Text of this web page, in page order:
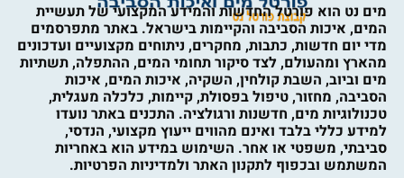
מים נט הוא פורטל החדשות והמידע המקצועי של תעשיית
המים, איכות הסביבה והקיימות בישראל. באתר מתפרסמים
מדי יום חדשות, כתבות, מחקרים, ניתוחים מקצועיים ועדכונים
מהארץ ומהעולם, לצד סיקור תחומי המים, ההתפלה, תשתיות
מים וביוב, השבת קולחין, השקיה, איכות המים, איכות
הסביבה, מחזור, טיפול בפסולת, קיימות, כלכלה מעגלית,
טכנולוגיות מים, חדשנות ורגולציה. התכנים באתר נועדו
למידע כללי בלבד ואינם מהווים ייעוץ מקצועי, הנדסי,
סביבתי, משפטי או אחר. השימוש במידע הוא באחריות
המשתמש ובכפוף לתקנון האתר ולמדיניות הפרטיות.